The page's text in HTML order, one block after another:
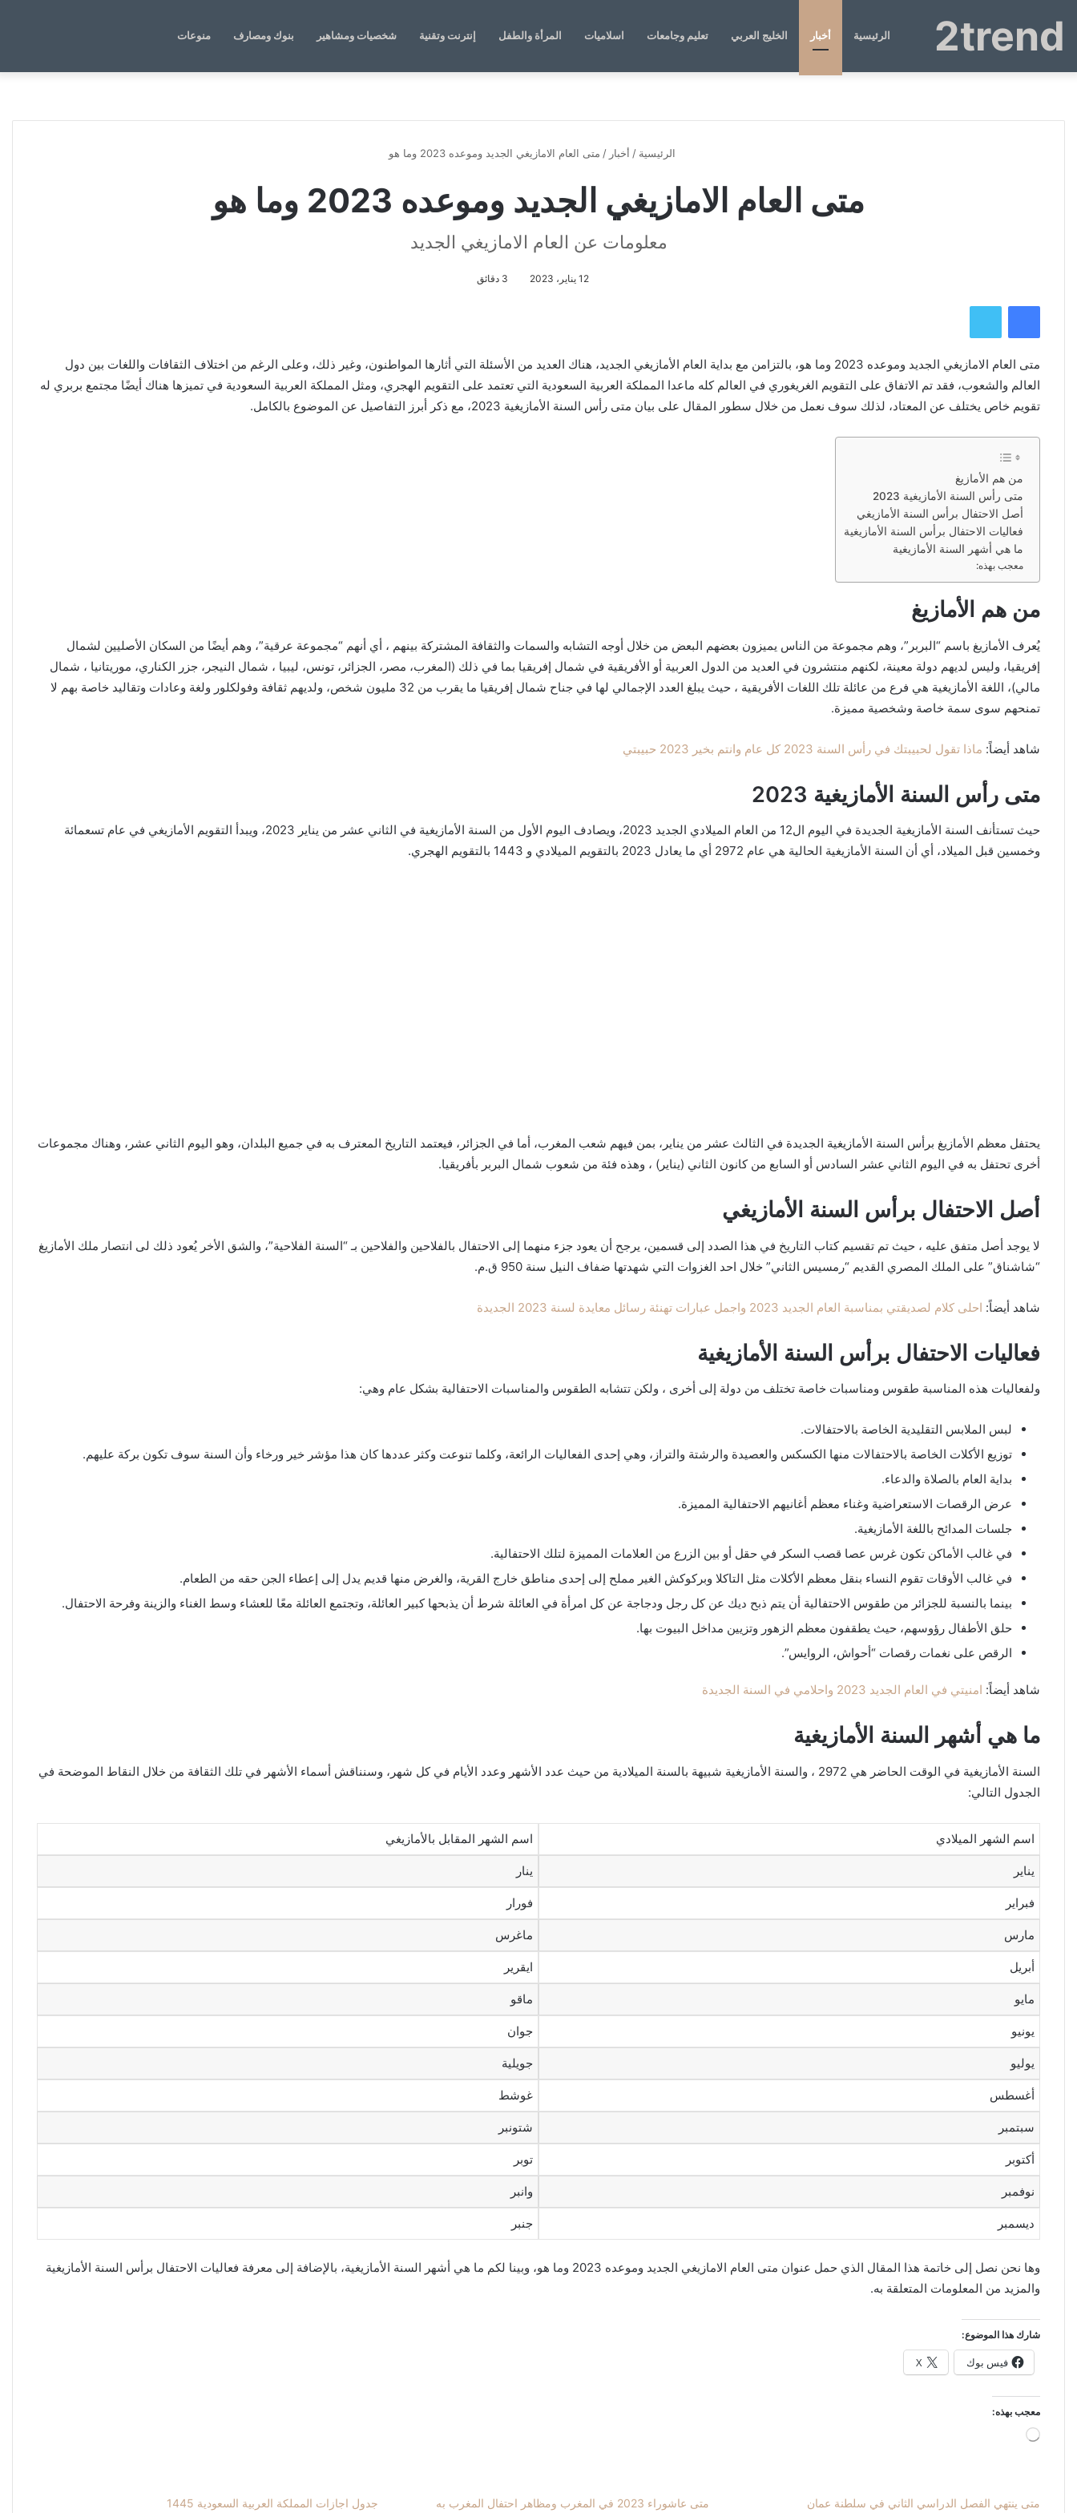
2trend الرئيسية أخبار الخليج العربي تعليم وجامعات اسلاميات المرأة والطفل إنترنت وتقنية شخصيات ومشاهير بنوك ومصارف منوعات
الرئيسية / أخبار / متى العام الامازيغي الجديد وموعده 2023 وما هو
متى العام الامازيغي الجديد وموعده 2023 وما هو
معلومات عن العام الامازيغي الجديد
12 يناير، 2023
فيسبوك تويتر
متى العام الامازيغي الجديد وموعده 2023 وما هو، بالتزامن مع بداية العام الأمازيغي الجديد، هناك العديد من الأسئلة التي أثارها المواطنون، وغير ذلك، وعلى الرغم من اختلاف الثقافات واللغات بين دول
العالم والشعوب، فقد تم الاتفاق على التقويم الغريغوري في العالم كله ماعدا المملكة العربية السعودية التي تعتمد على التقويم الهجري، ومثل المملكة العربية السعودية في تميزها هناك أيضًا مجتمع بربري له
تقويم خاص يختلف عن المعتاد، لذلك سوف نعمل من خلال سطور المقال على بيان متى رأس السنة الأمازيغية 2023، مع ذكر أبرز التفاصيل عن الموضوع بالكامل.
من هم الأمازيغ
متى رأس السنة الأمازيغية 2023
أصل الاحتفال برأس السنة الأمازيغي
فعاليات الاحتفال برأس السنة الأمازيغية
ما هي أشهر السنة الأمازيغية
معجب بهذه:
من هم الأمازيغ
يُعرف الأمازيغ باسم “البربر”، وهم مجموعة من الناس يميزون بعضهم البعض من خلال أوجه التشابه والسمات والثقافة المشتركة بينهم ، أي أنهم “مجموعة عرقية”، وهم أيضًا من السكان الأصليين لشمال
إفريقيا، وليس لديهم دولة معينة، لكنهم منتشرون في العديد من الدول العربية أو الأفريقية في شمال إفريقيا بما في ذلك (المغرب، مصر، الجزائر، تونس، ليبيا ، شمال النيجر، جزر الكناري، موريتانيا ، شمال
مالي)، اللغة الأمازيغية هي فرع من عائلة تلك اللغات الأفريقية ، حيث يبلغ العدد الإجمالي لها في جناح شمال إفريقيا ما يقرب من 32 مليون شخص، ولديهم ثقافة وفولكلور ولغة وعادات وتقاليد خاصة بهم لا
تمنحهم سوى سمة خاصة وشخصية مميزة.
شاهد أيضاً: ماذا تقول لحبيبتك في رأس السنة 2023 كل عام وانتم بخير 2023 حبيبتي
متى رأس السنة الأمازيغية 2023
حيث تستأنف السنة الأمازيغية الجديدة في اليوم ال12 من العام الميلادي الجديد 2023، ويصادف اليوم الأول من السنة الأمازيغية في الثاني عشر من يناير 2023، ويبدأ التقويم الأمازيغي في عام تسعمائة
وخمسين قبل الميلاد، أي أن السنة الأمازيغية الحالية هي عام 2972 ​​أي ما يعادل 2023 بالتقويم الميلادي و 1443 بالتقويم الهجري.
يحتفل معظم الأمازيغ برأس السنة الأمازيغية الجديدة في الثالث عشر من يناير، بمن فيهم شعب المغرب، أما في الجزائر، فيعتمد التاريخ المعترف به في جميع البلدان، وهو اليوم الثاني عشر، وهناك مجموعات
أخرى تحتفل به في اليوم الثاني عشر السادس أو السابع من كانون الثاني (يناير) ، وهذه فئة من شعوب شمال البربر بأفريقيا.
أصل الاحتفال برأس السنة الأمازيغي
لا يوجد أصل متفق عليه ، حيث تم تقسيم كتاب التاريخ في هذا الصدد إلى قسمين، يرجح أن يعود جزء منهما إلى الاحتفال بالفلاحين والفلاحين بـ “السنة الفلاحية”، والشق الأخر يُعود ذلك لى انتصار ملك الأمازيغ
“شاشناق” على الملك المصري القديم “رمسيس الثاني” خلال احد الغزوات التي شهدتها ضفاف النيل سنة 950 ق.م.
شاهد أيضاً: احلى كلام لصديقتي بمناسبة العام الجديد 2023 واجمل عبارات تهنئة رسائل معايدة لسنة 2023 الجديدة
فعاليات الاحتفال برأس السنة الأمازيغية
ولفعاليات هذه المناسبة طقوس ومناسبات خاصة تختلف من دولة إلى أخرى ، ولكن تتشابه الطقوس والمناسبات الاحتفالية بشكل عام وهي:
لبس الملابس التقليدية الخاصة بالاحتفالات.
توزيع الأكلات الخاصة بالاحتفالات منها الكسكس والعصيدة والرشتة والتراز، وهي إحدى الفعاليات الرائعة، وكلما تنوعت وكثر عددها كان هذا مؤشر خير ورخاء وأن السنة سوف تكون بركة عليهم.
بداية العام بالصلاة والدعاء.
عرض الرقصات الاستعراضية وغناء معظم أغانيهم الاحتفالية المميزة.
جلسات المدائح باللغة الأمازيغية.
في غالب الأماكن تكون غرس عصا قصب السكر في حقل أو بين الزرع من العلامات المميزة لتلك الاحتفالية.
في غالب الأوقات تقوم النساء بنقل معظم الأكلات مثل التاكلا وبركوكش الغير مملح إلى إحدى مناطق خارج القرية، والغرض منها قديم يدل إلى إعطاء الجن حقه من الطعام.
بينما بالنسبة للجزائر من طقوس الاحتفالية أن يتم ذبح ديك عن كل رجل ودجاجة عن كل امرأة في العائلة شرط أن يذبحها كبير العائلة، وتجتمع العائلة معًا للعشاء وسط الغناء والزينة وفرحة الاحتفال.
حلق الأطفال رؤوسهم، حيث يطقفون معظم الزهور وتزيين مداخل البيوت بها.
الرقص على نغمات رقصات “أحواش، الروايس”.
شاهد أيضاً: امنيتي في العام الجديد 2023 واحلامي في السنة الجديدة
ما هي أشهر السنة الأمازيغية
السنة الأمازيغية في الوقت الحاضر هي 2972 ​، والسنة الأمازيغية شبيهة بالسنة الميلادية من حيث عدد الأشهر وعدد الأيام في كل شهر، وسنناقش أسماء الأشهر في تلك الثقافة من خلال النقاط الموضحة في
الجدول التالي:
اسم الشهر الميلادي اسم الشهر المقابل بالأمازيغي
يناير ينار
فبراير فورار
مارس ماغرس
أبريل ايقرير
مايو ماقو
يونيو جوان
يوليو جويلية
أغسطس غوشط
سبتمبر شتونبر
أكتوبر توبر
نوفمبر وانبر
ديسمبر جنبر
وها نحن نصل إلى خاتمة هذا المقال الذي حمل عنوان متى العام الامازيغي الجديد وموعده 2023 وما هو، وبينا لكم ما هي أشهر السنة الأمازيغية، بالإضافة إلى معرفة فعاليات الاحتفال برأس السنة الأمازيغية
والمزيد من المعلومات المتعلقة به.
شارك هذا الموضوع:
فيس بوك X
معجب بهذه:
جاري
متى ينتهي الفصل الدراسي الثاني في سلطنة عمان
متى عاشوراء 2023 في المغرب ومظاهر احتفال المغرب به
جدول اجازات المملكة العربية السعودية 1445